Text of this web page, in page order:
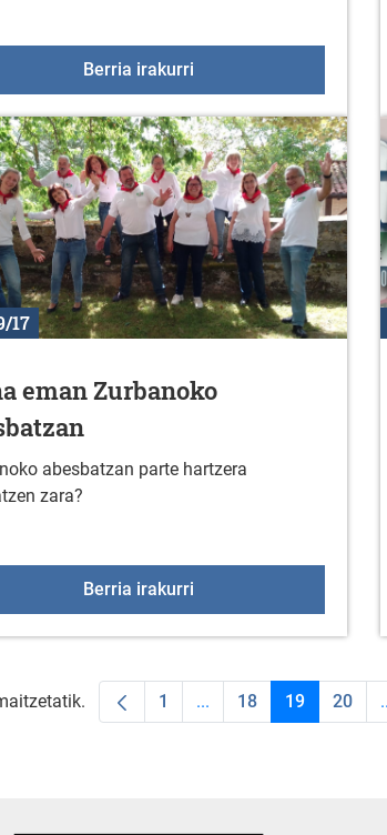
DE LOS HOMBRES"
Berria irakurriEkintzaileei laguntzeko
iraila)
17
eman Zurbanoko
abesbatzan parte hartzera
zara?
Berria irakurriIzena eman Zurbanoko
Orrialdea
1 ...Intermediate Pages Use
Orrialdea
18 Orrialdea
19 20